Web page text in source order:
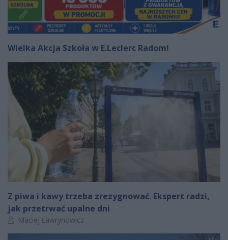
Wielka Akcja Szkoła w E.Leclerc Radom!
Z piwa i kawy trzeba zrezygnować. Ekspert radzi,
jak przetrwać upalne dni
Autor artykułu:
Maciej Ławrynowicz